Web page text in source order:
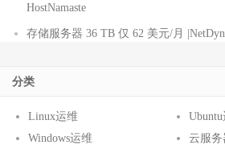
HostNamaste
存储服务器 36 TB 仅 62 美元/月
分类
Linux运维
Windows运维
云服务